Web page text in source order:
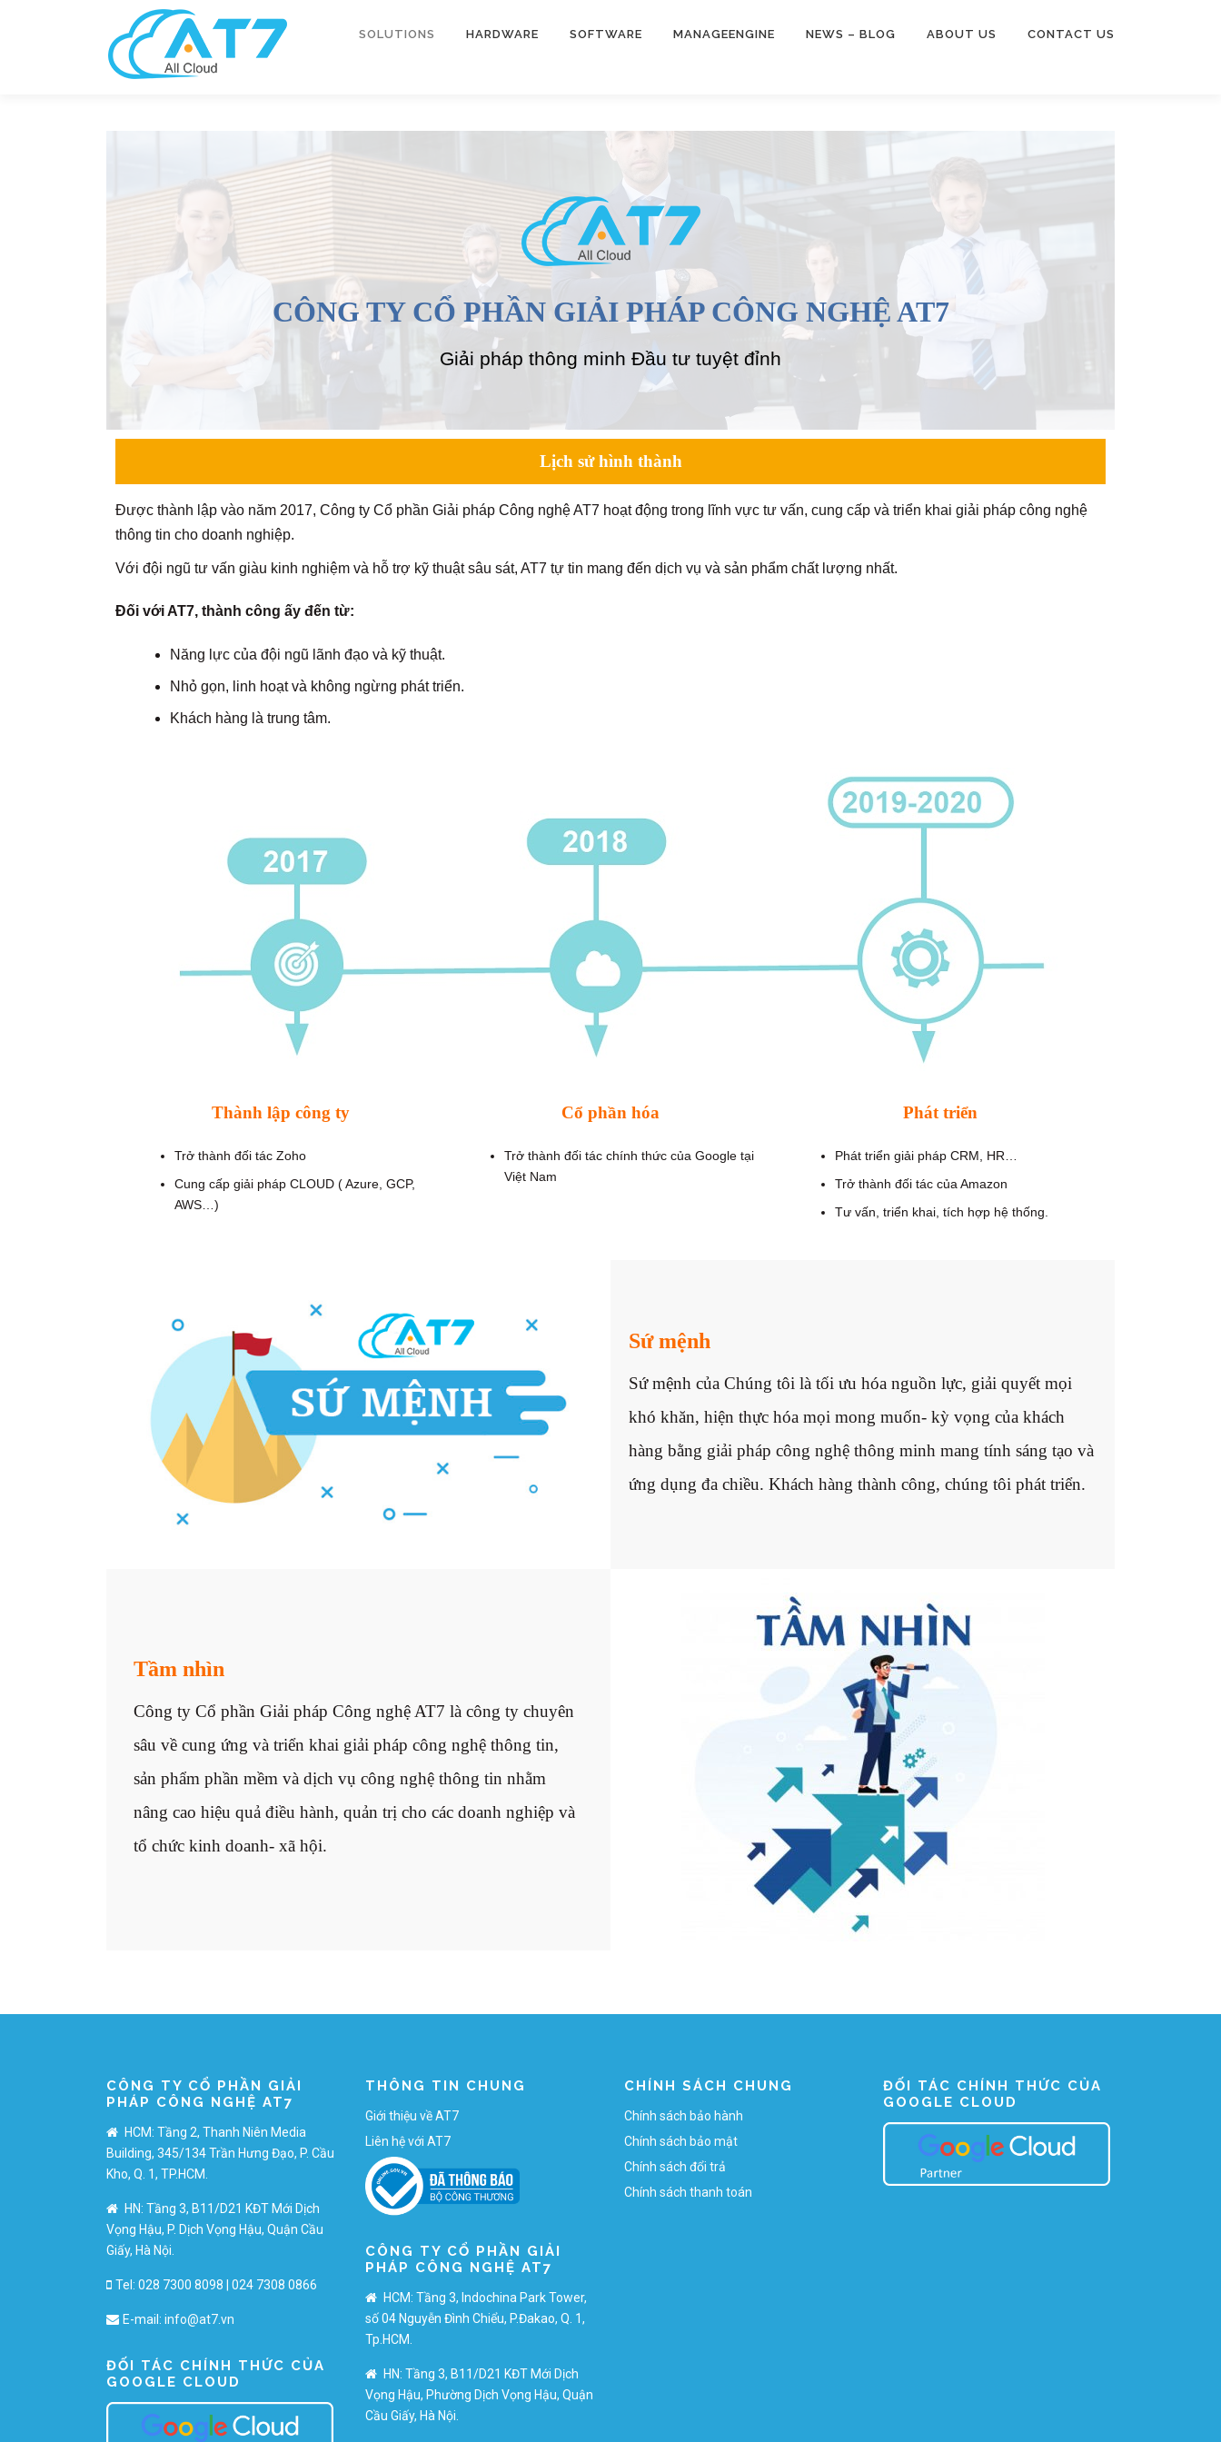
SOLUTIONS HARDWARE SOFTWARE MANAGEENGINE NEWS – BLOG ABOUT US CONTACT US
CÔNG TY CỔ PHẦN GIẢI PHÁP CÔNG NGHỆ AT7
Giải pháp thông minh Đầu tư tuyệt đỉnh
Lịch sử hình thành
Được thành lập vào năm 2017, Công ty Cổ phần Giải pháp Công nghệ AT7 hoạt động trong lĩnh vực tư vấn, cung cấp và triển khai giải pháp công nghệ
thông tin cho doanh nghiệp.
Với đội ngũ tư vấn giàu kinh nghiệm và hỗ trợ kỹ thuật sâu sát, AT7 tự tin mang đến dịch vụ và sản phẩm chất lượng nhất.
Đối với AT7, thành công ấy đến từ:
Năng lực của đội ngũ lãnh đạo và kỹ thuật.
Nhỏ gọn, linh hoạt và không ngừng phát triển.
Khách hàng là trung tâm.
Thành lập công ty
Trở thành đối tác Zoho
Cung cấp giải pháp CLOUD ( Azure, GCP,
AWS…)
Cổ phần hóa
Trở thành đối tác chính thức của Google tại
Việt Nam
Phát triển
Phát triển giải pháp CRM, HR…
Trở thành đối tác của Amazon
Tư vấn, triển khai, tích hợp hệ thống.
Sứ mệnh
Sứ mệnh của Chúng tôi là tối ưu hóa nguồn lực, giải quyết mọi
khó khăn, hiện thực hóa mọi mong muốn- kỳ vọng của khách
hàng bằng giải pháp công nghệ thông minh mang tính sáng tạo và
ứng dụng đa chiều. Khách hàng thành công, chúng tôi phát triển.
Tầm nhìn
Công ty Cổ phần Giải pháp Công nghệ AT7 là công ty chuyên
sâu về cung ứng và triển khai giải pháp công nghệ thông tin,
sản phẩm phần mềm và dịch vụ công nghệ thông tin nhằm
nâng cao hiệu quả điều hành, quản trị cho các doanh nghiệp và
tổ chức kinh doanh- xã hội.
CÔNG TY CỔ PHẦN GIẢI
PHÁP CÔNG NGHỆ AT7
HCM: Tầng 2, Thanh Niên Media
Building, 345/134 Trần Hưng Đạo, P. Cầu
Kho, Q. 1, TP.HCM.
HN: Tầng 3, B11/D21 KĐT Mới Dịch
Vọng Hậu, P. Dịch Vọng Hậu, Quận Cầu
Giấy, Hà Nội.
Tel: 028 7300 8098 | 024 7308 0866
E-mail: info@at7.vn
ĐỐI TÁC CHÍNH THỨC CỦA
GOOGLE CLOUD
THÔNG TIN CHUNG
Giới thiệu về AT7
Liên hệ với AT7
CÔNG TY CỔ PHẦN GIẢI
PHÁP CÔNG NGHỆ AT7
HCM: Tầng 3, Indochina Park Tower,
số 04 Nguyễn Đình Chiểu, P.Đakao, Q. 1,
Tp.HCM.
HN: Tầng 3, B11/D21 KĐT Mới Dịch
Vọng Hậu, Phường Dịch Vọng Hậu, Quận
Cầu Giấy, Hà Nội.
CHÍNH SÁCH CHUNG
Chính sách bảo hành
Chính sách bảo mật
Chính sách đổi trả
Chính sách thanh toán
ĐỐI TÁC CHÍNH THỨC CỦA
GOOGLE CLOUD